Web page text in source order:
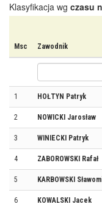
Klasyfikacja wg czasu
Msc Zawodnik
1 HOŁTYN Patryk
2 NOWICKI Jarosław
3 WINIECKI Patryk
4 ZABOROWSKI Rafał
5 KARBOWSKI
6 KOWALSKI Jacek